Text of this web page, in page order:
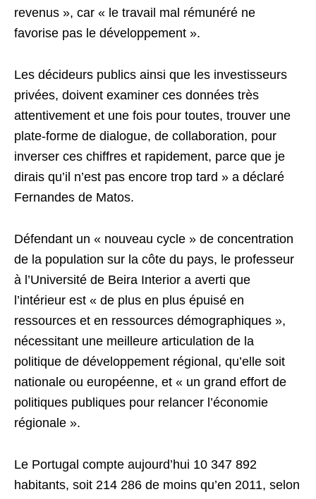
revenus », car « le travail mal rémunéré ne
favorise pas le développement ».
Les décideurs publics ainsi que les investisseurs
privées, doivent examiner ces données très
attentivement et une fois pour toutes, trouver une
plate-forme de dialogue, de collaboration, pour
inverser ces chiffres et rapidement, parce que je
dirais qu’il n’est pas encore trop tard » a déclaré
Fernandes de Matos.
Défendant un « nouveau cycle » de concentration
de la population sur la côte du pays, le professeur
à l’Université de Beira Interior a averti que
l’intérieur est « de plus en plus épuisé en
ressources et en ressources démographiques »,
nécessitant une meilleure articulation de la
politique de développement régional, qu’elle soit
nationale ou européenne, et « un grand effort de
politiques publiques pour relancer l’économie
régionale ».
Le Portugal compte aujourd’hui 10 347 892
habitants, soit 214 286 de moins qu’en 2011, selon